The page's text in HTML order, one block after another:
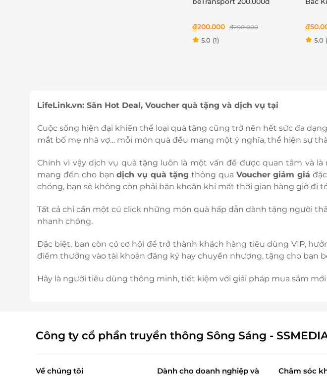
đ200.000 đ200.000
5.0 (1)
đ
5.0
LifeLink.vn: Săn Hot Deal, Voucher quà tặng và dịch vụ tại
Cuộc sống hiện đại khiến thể loại quà tặng cũng trở nên hết sức đa
mắt bố mẹ nhà vợ… mỗi món quà đều mang một ý nghĩa, thể hiện sự
Chính vì vậy dịch vụ quà tặng luôn là một vấn đề được quan tâm và
mang đến cho bạndịch vụ quà tặng thông qua Voucher giảm giá
chóng, bạn sẽ không còn phải băn khoăn khi mất thời gian hàng giờ đi
Tất cả chỉ cần một cú click những món quà hấp dẫn dành tặng người
nhanh chóng.
Đặc biệt, bạn còn có cơ hội để trở thành khách hàng tiêu dùng VIP,
điểm thưởng vào tài khoản đăng ký hay chuyển nhượng, tặng cho bạn
Hãy là người tiêu dùng thông minh, tiết kiệm với giải pháp mua sắm
Công ty cổ phần truyền thông Sông Sáng -
Về chúng tôi
Dành cho doanh nghiệp và
Chăm sóc